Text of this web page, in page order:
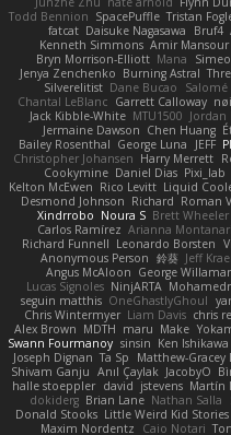
Todd Bennion SpacePuffle Tristan
fatcat Daisuke Nagasawa Bruf4
Kenneth Simmons Amir Mansour
Bryn Morrison-Elliott Mana
Jenya Zenchenko Burning Astral
Silverelitist Dane Bucao Salomé
Chantal LeBlanc Garrett Calloway
Jack Kibble-White MTU1500 Jordan
Jermaine Dawson Chen Huang
Bailey Rosenthal George Luna JEFF
Christopher Johansen Harry Merrett
Cookymine Daniel Dias Pixi_lab
Kelton McEwen Rico Levitt Liquid
Desmond Johnson Richard Roman
Xindrrobo Noura S Brett Wheeler
Carlos Ramírez Arianna Montanari
Richard Funnell Leonardo Borsten
Anonymous Person 鈴葵 Jeff
Angus McAloon George
Lucas Signoles NinjARTA
seguin matthis OneGhastlyGhoul
Chris Wintermyer Liam Davis chris
Alex Brown MDTH maru Make
Swann Fourmanoy sinsin Ken Ishikawa
Joseph Dignan Ta Sp Matthew-Gracey
Shivam Ganju Anıl Çaylak JacobyO
halle stoeppler david jstevens Martín
dokiderg Brian Lane Nathan Salla
Donald Stooks Little Weird Kid Stories
Maxim Nordentz
Caio Notari